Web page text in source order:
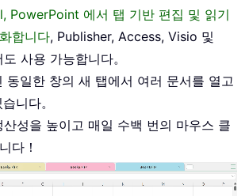
PowerPoint 에서 탭 기반 편집 및 읽기
합니다, Publisher, Access, Visio 및
사용 가능합니다。
동일한 창의 새 탭에서 여러 문서를 열고
니다。
성을 높이고 매일 수백 번의 마우스 클
다！